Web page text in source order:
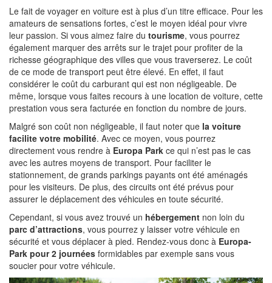
Le fait de voyager en voiture est à plus d’un titre efficace. Pour les
amateurs de sensations fortes, c’est le moyen idéal pour vivre
leur passion. Si vous aimez faire du tourisme, vous pourrez
également marquer des arrêts sur le trajet pour profiter de la
richesse géographique des villes que vous traverserez. Le coût
de ce mode de transport peut être élevé. En effet, il faut
considérer le coût du carburant qui est non négligeable. De
même, lorsque vous faites recours à une location de voiture, cette
prestation vous sera facturée en fonction du nombre de jours.
Malgré son coût non négligeable, il faut noter que la voiture
facilite votre mobilité. Avec ce moyen, vous pourrez
directement vous rendre à Europa Park ce qui n’est pas le cas
avec les autres moyens de transport. Pour faciliter le
stationnement, de grands parkings payants ont été aménagés
pour les visiteurs. De plus, des circuits ont été prévus pour
assurer le déplacement des véhicules en toute sécurité.
Cependant, si vous avez trouvé un hébergement non loin du
parc d’attractions, vous pourrez y laisser votre véhicule en
sécurité et vous déplacer à pied. Rendez-vous donc à Europa-
Park pour 2 journées formidables par exemple sans vous
soucier pour votre véhicule.